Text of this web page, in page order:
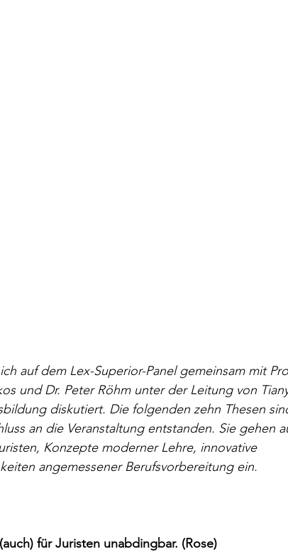
auf dem Lex-Superior-Panel gemeinsam mit
und Dr. Peter Röhm unter der Leitung von
diskutiert. Die folgenden zehn Thesen
an die Veranstaltung entstanden. Sie gehen
Konzepte moderner Lehre, innovative
angemessener Berufsvorbereitung ein.
für Juristen unabdingbar. (Rose)